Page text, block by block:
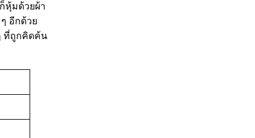
หุ้มด้วยผ้า
อีกด้วย
ที่ถูกคิดค้น